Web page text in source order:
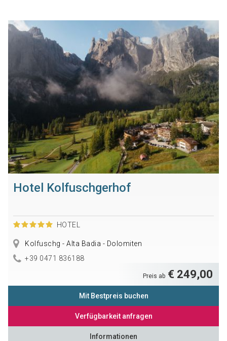
Hotel Kolfuschgerhof
HOTEL
Kolfuschg - Alta Badia - Dolomiten
+39 0471 836188
Preis ab € 249,00
Mit Bestpreis buchen
Verfügbarkeit anfragen
Informationen